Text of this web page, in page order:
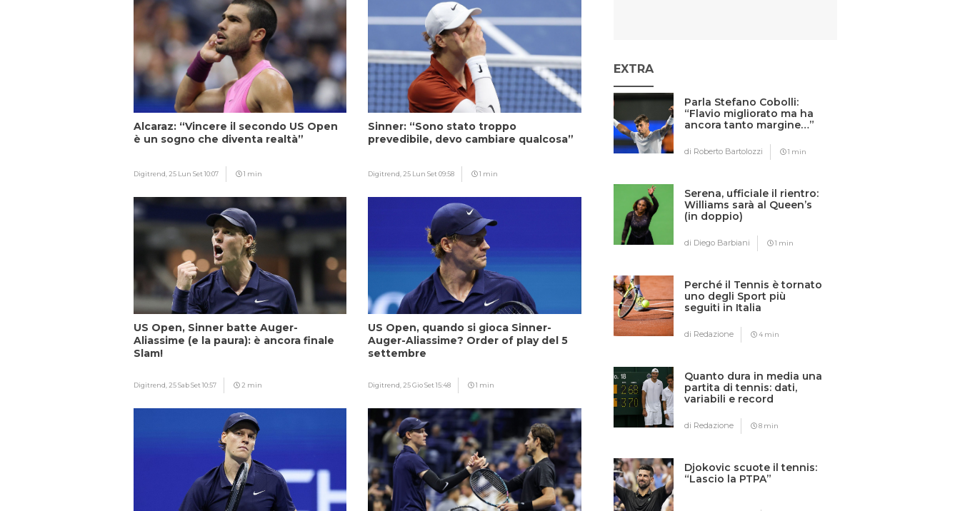
Alcaraz: “Vincere il secondo US Open
è un sogno che diventa realtà”
Digitrend, 25 Lun Set 10:07 1 min
Sinner: “Sono stato troppo
prevedibile, devo cambiare qualcosa”
Digitrend, 25 Lun Set 09:58 1 min
US Open, Sinner batte Auger-
Aliassime (e la paura): è ancora finale
Slam!
Digitrend, 25 Sab Set 10:57 2 min
US Open, quando si gioca Sinner-
Auger-Aliassime? Order of play del 5
settembre
Digitrend, 25 Gio Set 15:48 1 min
EXTRA
Parla Stefano Cobolli:
“Flavio migliorato ma ha
ancora tanto margine…”
di Roberto Bartolozzi 1 min
Serena, ufficiale il rientro:
Williams sarà al Queen’s
(in doppio)
di Diego Barbiani 1 min
Perché il Tennis è tornato
uno degli Sport più
seguiti in Italia
di Redazione 4 min
Quanto dura in media una
partita di tennis: dati,
variabili e record
di Redazione 8 min
Djokovic scuote il tennis:
“Lascio la PTPA”